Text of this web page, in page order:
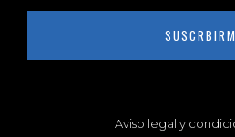
Aviso legal y